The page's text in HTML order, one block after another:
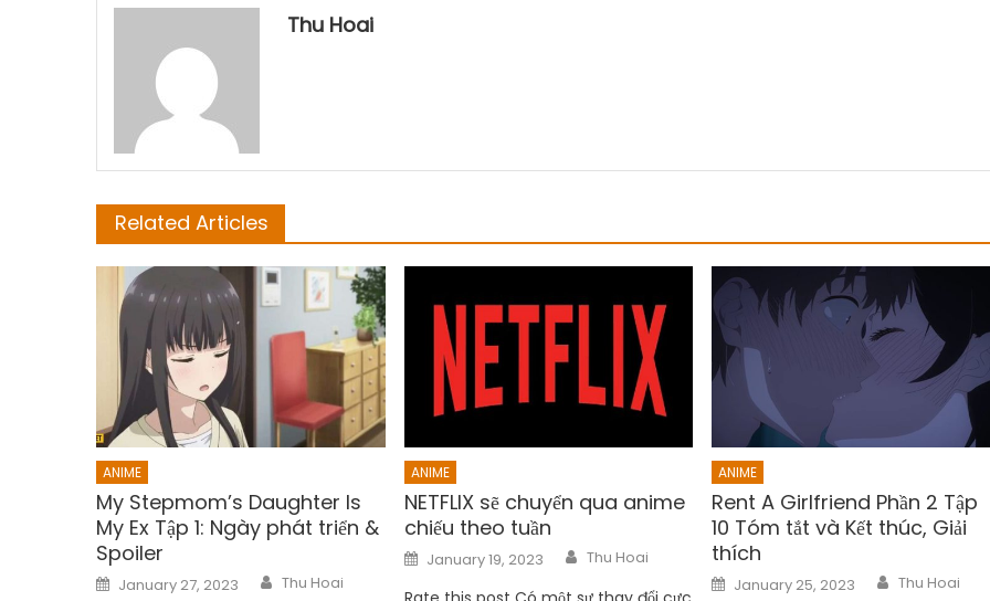
Thu Hoai
Related Articles
ANIME
My Stepmom’s Daughter Is
My Ex Tập 1: Ngày phát triển &
Spoiler
Posted
on
January 27, 2023 Author
Thu Hoai
ANIME
NETFLIX sẽ chuyển qua anime
chiếu theo tuần
Posted
on
January 19, 2023 Author
Thu Hoai
ANIME
Rent A Girlfriend Phần 2 Tập
10 Tóm tắt và Kết thúc, Giải
thích
Posted
on
January 25, 2023 Author
Thu Hoai